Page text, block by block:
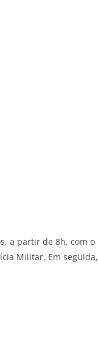
a partir de 8h, com o
Militar. Em seguida,